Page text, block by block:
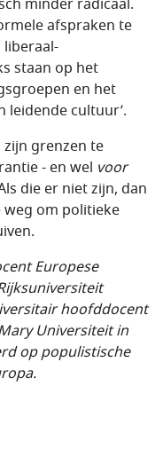
minder radicaal.
afspraken te
liberaal-
staan op het
en het
leidende cultuur’.
grenzen te
- en wel voor
die er niet zijn, dan
om politieke
Europese
hoofddocent
Universiteit in
op populistische